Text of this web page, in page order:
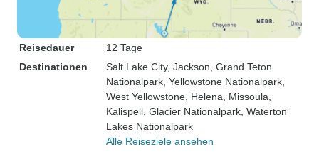
Reisedauer
12 Tage
Destinationen
Salt Lake City, Jackson , Grand Teton
Nationalpark , Yellowstone Nationalpark
West Yellowstone , Helena , Missoula
Kalispell , Glacier Nationalpark , Waterton
Lakes Nationalpark
Alle Reiseziele ansehen